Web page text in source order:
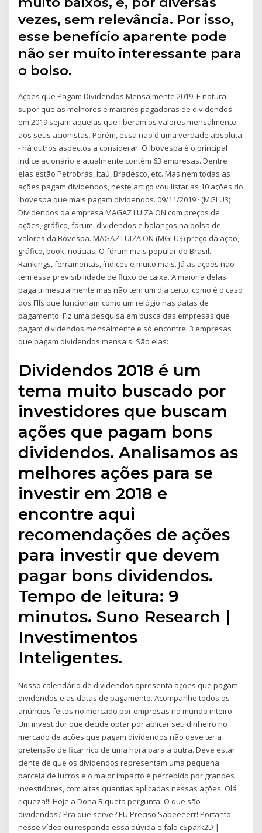
vezes, sem relevância. Por isso,
esse benefício aparente pode
não ser muito interessante para
o bolso.
Ações que Pagam Dividendos Mensalmente 2019. É natural
supor que as melhores e maiores pagadoras de dividendos
em 2019 sejam aquelas que liberam os valores mensalmente
aos seus acionistas. Porém, essa não é uma verdade absoluta
- há outros aspectos a considerar. O Ibovespa é o principal
índice acionário e atualmente contém 63 empresas. Dentre
elas estão Petrobrás, Itaú, Bradesco, etc. Mas nem todas as
ações pagam dividendos, neste artigo vou listar as 10 ações do
Ibovespa que mais pagam dividendos. 09/11/2019 · (MGLU3)
Dividendos da empresa MAGAZ LUIZA ON com preços de
ações, gráfico, forum, dividendos e balanços na bolsa de
valores da Bovespa. MAGAZ LUIZA ON (MGLU3) preço da ação,
gráfico, book, notícias; O fórum mais popular do Brasil.
Rankings, ferramentas, índices e muito mais. Já as ações não
tem essa previsibilidade de fluxo de caixa. A maioria delas
paga trimestralmente mas não tem um dia certo, como é o caso
dos FIIs que funcionam como um relógio nas datas de
pagamento. Fiz uma pesquisa em busca das empresas que
pagam dividendos mensalmente e só encontrei 3 empresas
que pagam dividendos mensais. São elas:
Dividendos 2018 é um
tema muito buscado por
investidores que buscam
ações que pagam bons
dividendos. Analisamos as
melhores ações para se
investir em 2018 e
encontre aqui
recomendações de ações
para investir que devem
pagar bons dividendos.
Tempo de leitura: 9
minutos. Suno Research |
Investimentos
Inteligentes.
Nosso calendário de dividendos apresenta ações que pagam
dividendos e as datas de pagamento. Acompanhe todos os
anúncios feitos no mercado por empresas no mundo inteiro.
Um investidor que decide optar por aplicar seu dinheiro no
mercado de ações que pagam dividendos não deve ter a
pretensão de ficar rico de uma hora para a outra. Deve estar
ciente de que os dividendos representam uma pequena
parcela de lucros e o maior impacto é percebido por grandes
investidores, com altas quantias aplicadas nessas ações. Olá
riqueza!!! Hoje a Dona Riqueta pergunta: O que são
dividendos? Pra que serve? EU Preciso Sabeeeerr! Portanto
nesse vídeo eu respondo essa dúvida e falo cSpark2D |